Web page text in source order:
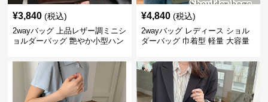
¥3,840 (税込)
2wayバッグ 上品レザー調ミニシ
ョルダーバッグ 艶やか小型ハン
¥4,840 (税込)
2wayバッグ レディース ショル
ダーバッグ 巾着型 軽量 大容量